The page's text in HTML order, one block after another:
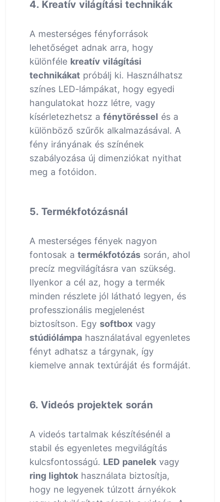
4. Kreatív világítási technikák
A mesterséges fényforrások
lehetőséget adnak arra, hogy
különféle kreatív világítási
technikákat próbálj ki. Használhatsz
színes LED-lámpákat, hogy egyedi
hangulatokat hozz létre, vagy
kísérletezhetsz a fénytöréssel és a
különböző szűrők alkalmazásával. A
fény irányának és színének
szabályozása új dimenziókat nyithat
meg a fotóidon.
5. Termékfotózásnál
A mesterséges fények nagyon
fontosak a termékfotózás során, ahol
precíz megvilágításra van szükség.
Ilyenkor a cél az, hogy a termék
minden részlete jól látható legyen, és
professzionális megjelenést
biztosítson. Egy softbox vagy
stúdiólámpa használatával egyenletes
fényt adhatsz a tárgynak, így
kiemelve annak textúráját és formáját.
6. Videós projektek során
A videós tartalmak készítésénél a
stabil és egyenletes megvilágítás
kulcsfontosságú. LED panelek vagy
ring lightok használata biztosítja,
hogy ne legyenek túlzott árnyékok